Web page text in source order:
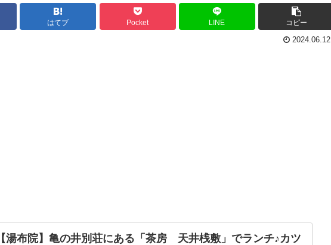
はてブ Pocket LINE コピー
2024.06.12
【湯布院】亀の井別荘にある「茶房 天井桟敷」でランチ♪カツ